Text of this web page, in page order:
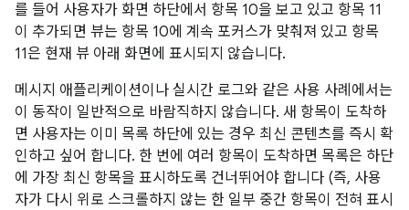
를 들어 사용자가 화면 하단에서 항목 10을 보고 있고 항목 11
이 추가되면 뷰는 항목 10에 계속 포커스가 맞춰져 있고 항목
11은 현재 뷰 아래 화면에 표시되지 않습니다.
메시지 애플리케이션이나 실시간 로그와 같은 사용 사례에서는
이 동작이 일반적으로 바람직하지 않습니다. 새 항목이 도착하
면 사용자는 이미 목록 하단에 있는 경우 최신 콘텐츠를 즉시 확
인하고 싶어 합니다. 한 번에 여러 항목이 도착하면 목록은 하단
에 가장 최신 항목을 표시하도록 건너뛰어야 합니다 (즉, 사용
자가 다시 위로 스크롤하지 않는 한 일부 중간 항목이 전혀 표시